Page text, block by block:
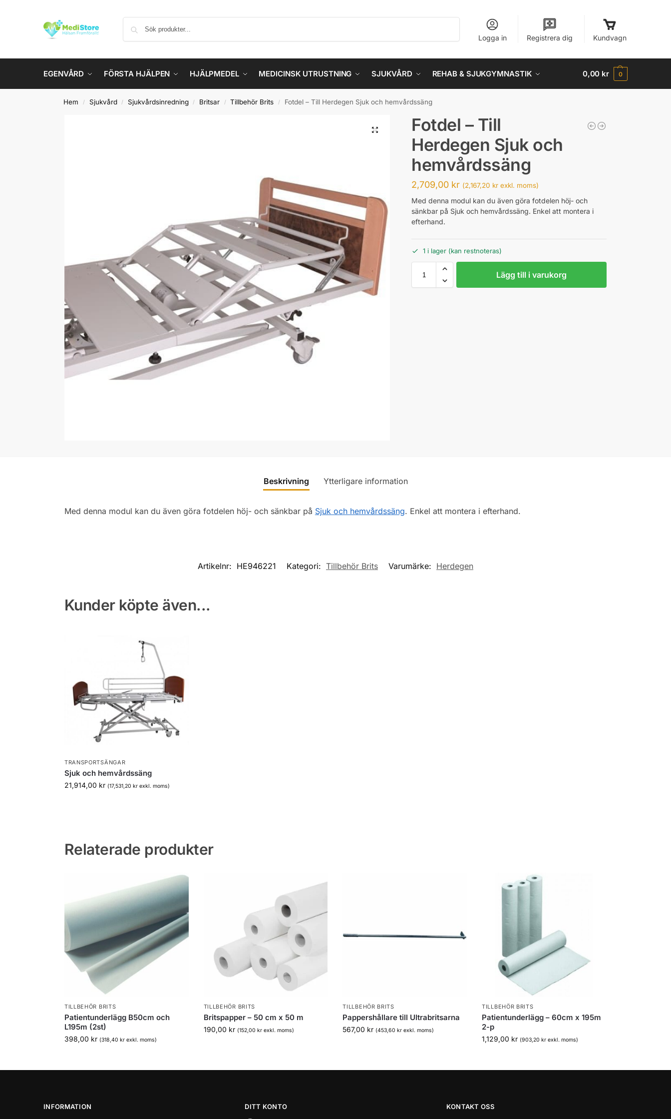
Logga in Registrera dig Kundvagn
EGENVÅRD FÖRSTA HJÄLPEN HJÄLPMEDEL MEDICINSK UTRUSTNING SJUKVÅRD REHAB & SJUKGYMNASTIK 0,00 kr 0
Hem / Sjukvård / Sjukvårdsinredning / Britsar / Tillbehör Brits / Fotdel – Till Herdegen Sjuk och hemvårdssäng
Fotdel – Till
Herdegen Sjuk och
hemvårdssäng
2,709,00 kr (2,167,20 kr exkl. moms)
Med denna modul kan du även göra fotdelen höj- och
sänkbar på Sjuk och hemvårdssäng. Enkel att montera i
efterhand.
1 i lager (kan restnoteras)
Lägg till i varukorg
Beskrivning Ytterligare information
Med denna modul kan du även göra fotdelen höj- och sänkbar på Sjuk och hemvårdssäng. Enkel att montera i efterhand.
Artikelnr: HE946221 Kategori: Tillbehör Brits Varumärke: Herdegen
Kunder köpte även...
TRANSPORTSÄNGAR
Sjuk och hemvårdssäng
21,914,00 kr (17,531,20 krexkl. moms)
Relaterade produkter
TILLBEHÖR BRITS
Patientunderlägg B50cm och
L195m (2st)
398,00 kr (318,40 krexkl. moms)
TILLBEHÖR BRITS
Britspapper – 50 cm x 50 m
190,00 kr (152,00 krexkl. moms)
TILLBEHÖR BRITS
Pappershållare till Ultrabritsarna
567,00 kr (453,60kr exkl. moms)
TILLBEHÖR BRITS
Patientunderlägg – 60cm x 195m
2-p
1,129,00 kr (903,20kr exkl. moms)
INFORMATION DITT KONTO KONTAKT OSS